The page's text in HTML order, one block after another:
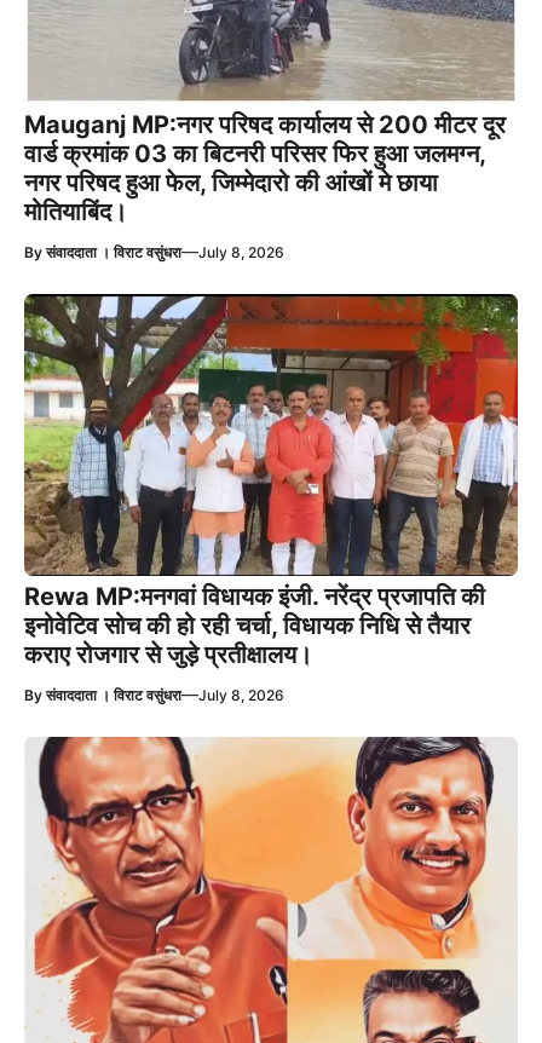
Mauganj MP:नगर परिषद कार्यालय से 200 मीटर दूर
वार्ड क्रमांक 03 का बिटनरी परिसर फिर हुआ जलमग्न,
नगर परिषद हुआ फेल, जिम्मेदारो की आंखों मे छाया
मोतियाबिंद।
Byसंवाददाता । विराट वसुंधरा—July 8, 2026
Rewa MP:मनगवां विधायक इंजी. नरेंद्र प्रजापति की
इनोवेटिव सोच की हो रही चर्चा, विधायक निधि से तैयार
कराए रोजगार से जुड़े प्रतीक्षालय।
Byसंवाददाता । विराट वसुंधरा—July 8, 2026